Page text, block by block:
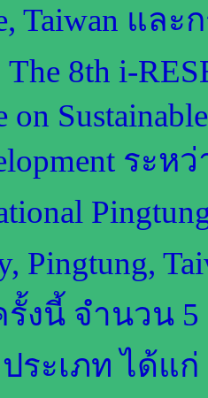
Taiwan แ
8th i-
on
ระ
Pingtung,
งนี้ จำนวน
ระเภท ได้แก่